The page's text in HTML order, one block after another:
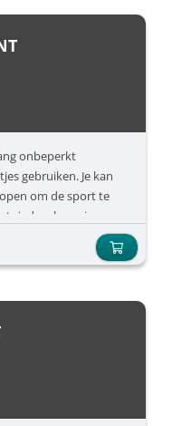
onbeperkt
gebruiken. Je kan
om de sport te
en koop je
krijg je er nog een